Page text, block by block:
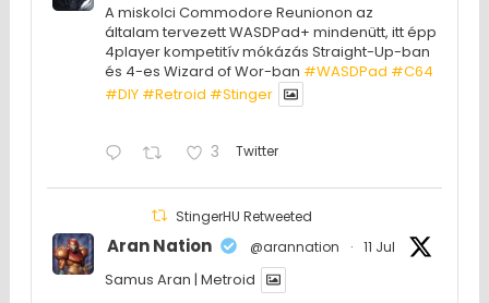
A miskolci Commodore Reunionon az
általam tervezett WASDPad+ mindenütt, itt épp
4player kompetitív mókázás Straight-Up-ban
és 4-es Wizard of Wor-ban #WASDPad #C64
#DIY #Retroid #Stinger
3 Twitter
StingerHU Retweeted
Aran Nation @arannation · 11 Jul
Samus Aran | Metroid